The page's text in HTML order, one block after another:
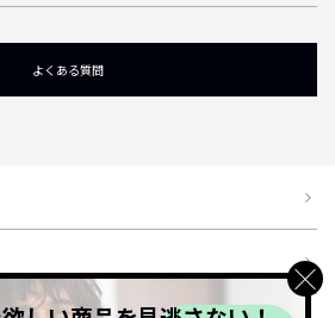
よくある質問